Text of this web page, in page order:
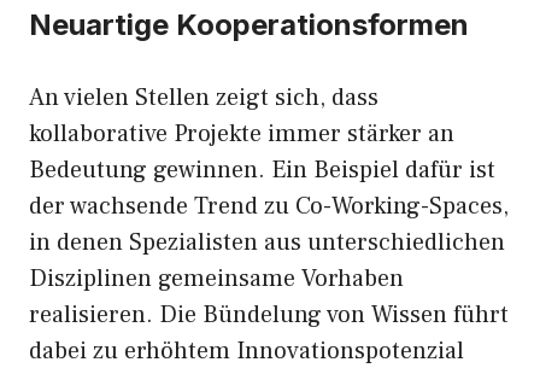
Neuartige Kooperationsformen
An vielen Stellen zeigt sich, dass
kollaborative Projekte immer stärker an
Bedeutung gewinnen. Ein Beispiel dafür ist
der wachsende Trend zu Co-Working-Spaces,
in denen Spezialisten aus unterschiedlichen
Disziplinen gemeinsame Vorhaben
realisieren. Die Bündelung von Wissen führt
dabei zu erhöhtem Innovationspotenzial